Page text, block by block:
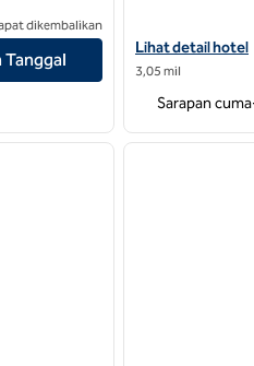
dikembalikan
Tanggal
Lihat detail hotel
Lihat detail hotel
3,05 mil
Sarapan
gambar berikutnya
1 dari 12